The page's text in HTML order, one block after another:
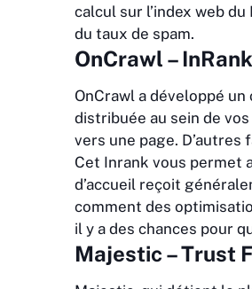
calcul sur l’index web
du taux de spam.
OnCrawl – InRank
OnCrawl a développé
distribuée au sein de
vers une page.
Cet Inrank vous permet
d’accueil reçoit
comment des
il y a des chances pour
Majestic – Trust